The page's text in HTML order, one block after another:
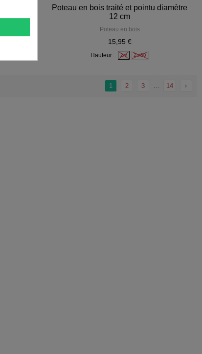
Poteau en bois traité et pointu diamètre
12 cm
Poteau en bois
15,95 €
Hauteur 2m 2m50
1 2 3 14